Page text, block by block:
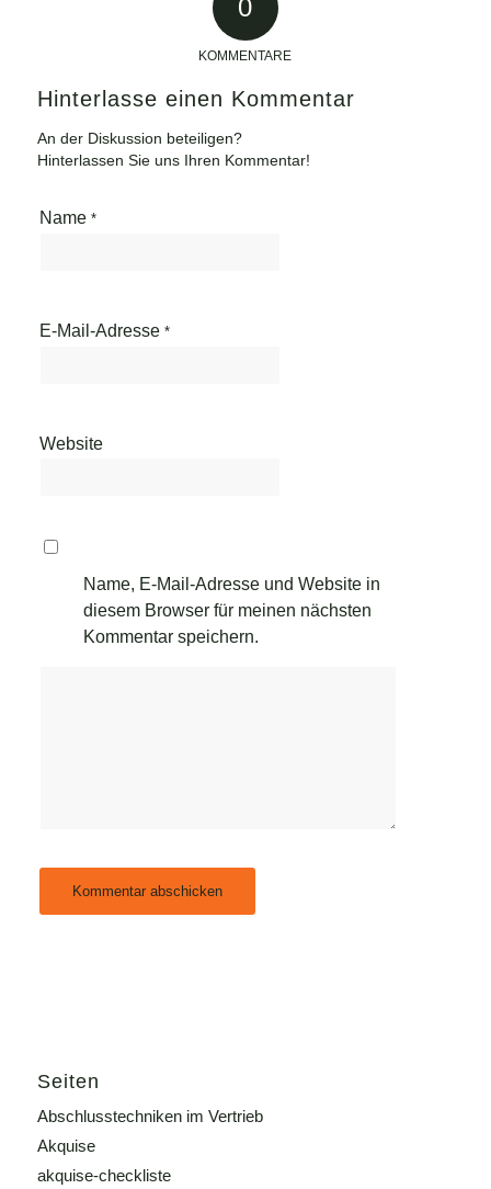
0
KOMMENTARE
Hinterlasse einen Kommentar
An der Diskussion beteiligen?
Hinterlassen Sie uns Ihren Kommentar!
Name *
E-Mail-Adresse *
Website
Name, E-Mail-Adresse und Website in
diesem Browser für meinen nächsten
Kommentar speichern.
Seiten
Abschlusstechniken im Vertrieb
Akquise
akquise-checkliste